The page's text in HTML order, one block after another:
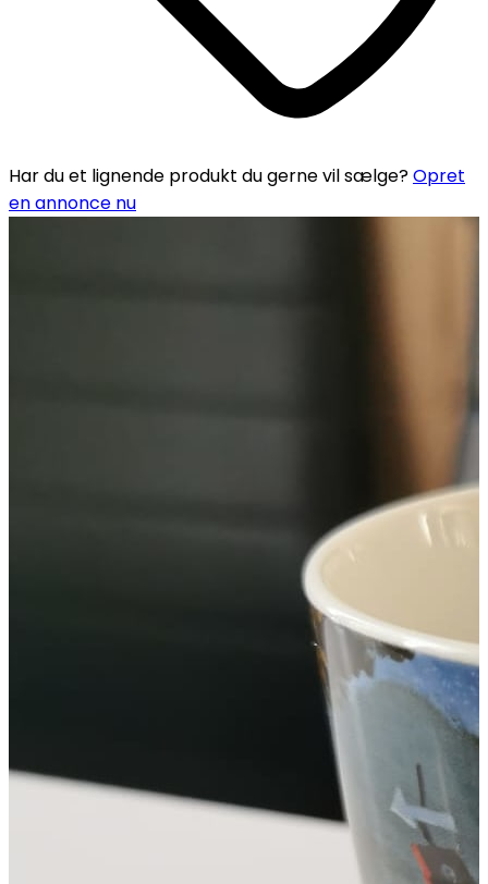
Har du et lignende produkt du gerne vil sælge?Opret
en annonce nu